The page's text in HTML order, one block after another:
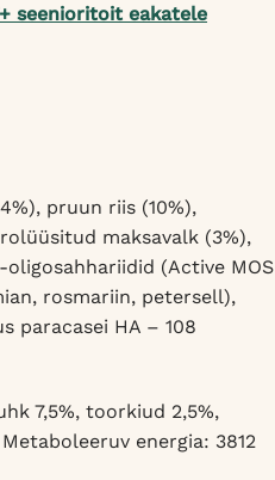
seenioritoit eakatele
pruun riis (10%),
maksavalk (3%),
(Active MOS
rosmariin, petersell),
paracasei HA – 108
7,5%, toorkiud 2,5%,
energia: 3812